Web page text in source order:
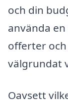
och din
använda
offerter
välgrundat
Oavsett